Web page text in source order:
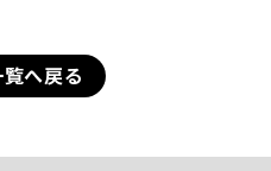
へ戻る